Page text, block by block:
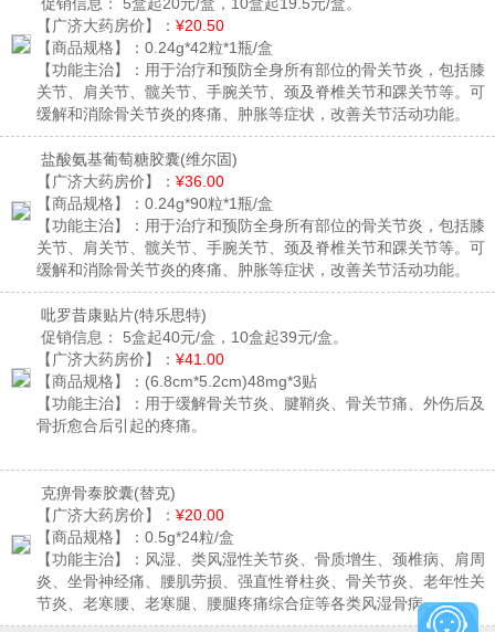
促销信息：
5盒起20元/盒，10盒起19.5元/盒。
【广济大药房价】： ¥20.50
【商品规格】： 0.24g*42粒*1瓶/盒
【功能主治】： 用于治疗和预防全身所有部位的骨关节炎，包括膝
关节、肩关节、髋关节、手腕关节、颈及脊椎关节和踝关节等。可
缓解和消除骨关节炎的疼痛、肿胀等症状，改善关节活动功能。
盐酸氨基葡萄糖胶囊(维尔固)
【广济大药房价】： ¥36.00
【商品规格】： 0.24g*90粒*1瓶/盒
【功能主治】： 用于治疗和预防全身所有部位的骨关节炎，包括膝
关节、肩关节、髋关节、手腕关节、颈及脊椎关节和踝关节等。可
缓解和消除骨关节炎的疼痛、肿胀等症状，改善关节活动功能。
吡罗昔康贴片(特乐思特)
促销信息：
5盒起40元/盒，10盒起39元/盒。
【广济大药房价】： ¥41.00
【商品规格】： (6.8cm*5.2cm)48mg*3贴
【功能主治】： 用于缓解骨关节炎、腱鞘炎、骨关节痛、外伤后及
骨折愈合后引起的疼痛。
克痹骨泰胶囊(替克)
【广济大药房价】： ¥20.00
【商品规格】： 0.5g*24粒/盒
【功能主治】： 风湿、类风湿性关节炎、骨质增生、颈椎病、肩周
炎、坐骨神经痛、腰肌劳损、强直性脊柱炎、骨关节炎、老年性关
节炎、老寒腰、老寒腿、腰腿疼痛综合症等各类风湿骨病。